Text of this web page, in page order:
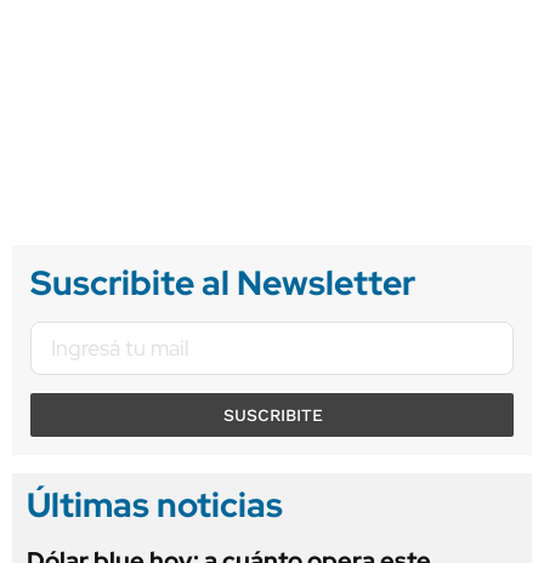
Suscribite al Newsletter
SUSCRIBITE
Últimas noticias